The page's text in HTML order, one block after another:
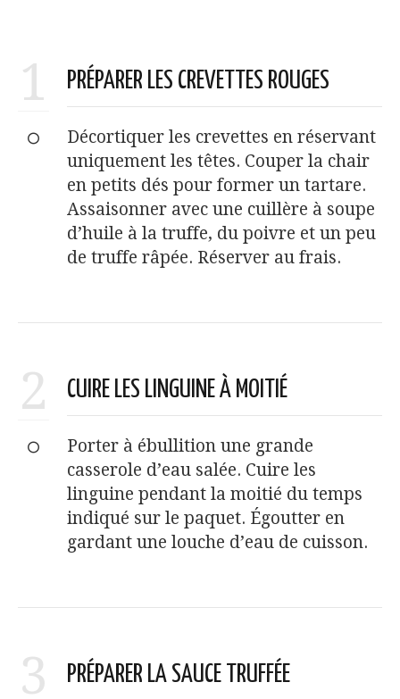
1 PRÉPARER LES CREVETTES ROUGES
Décortiquer les crevettes en réservant
uniquement les têtes. Couper la chair
en petits dés pour former un tartare.
Assaisonner avec une cuillère à soupe
d’huile à la truffe, du poivre et un peu
de truffe râpée. Réserver au frais.
2 CUIRE LES LINGUINE À MOITIÉ
Porter à ébullition une grande
casserole d’eau salée. Cuire les
linguine pendant la moitié du temps
indiqué sur le paquet. Égoutter en
gardant une louche d’eau de cuisson.
3 PRÉPARER LA SAUCE TRUFFÉE